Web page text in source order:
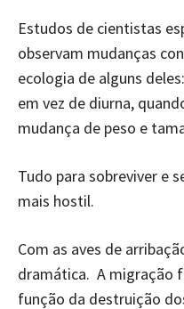
Estudos de cientistas
observam mudanças
ecologia de alguns
em vez de diurna,
mudança de peso e
Tudo para sobreviver e
mais hostil.
Com as aves de
dramática. A migração
função da destruição